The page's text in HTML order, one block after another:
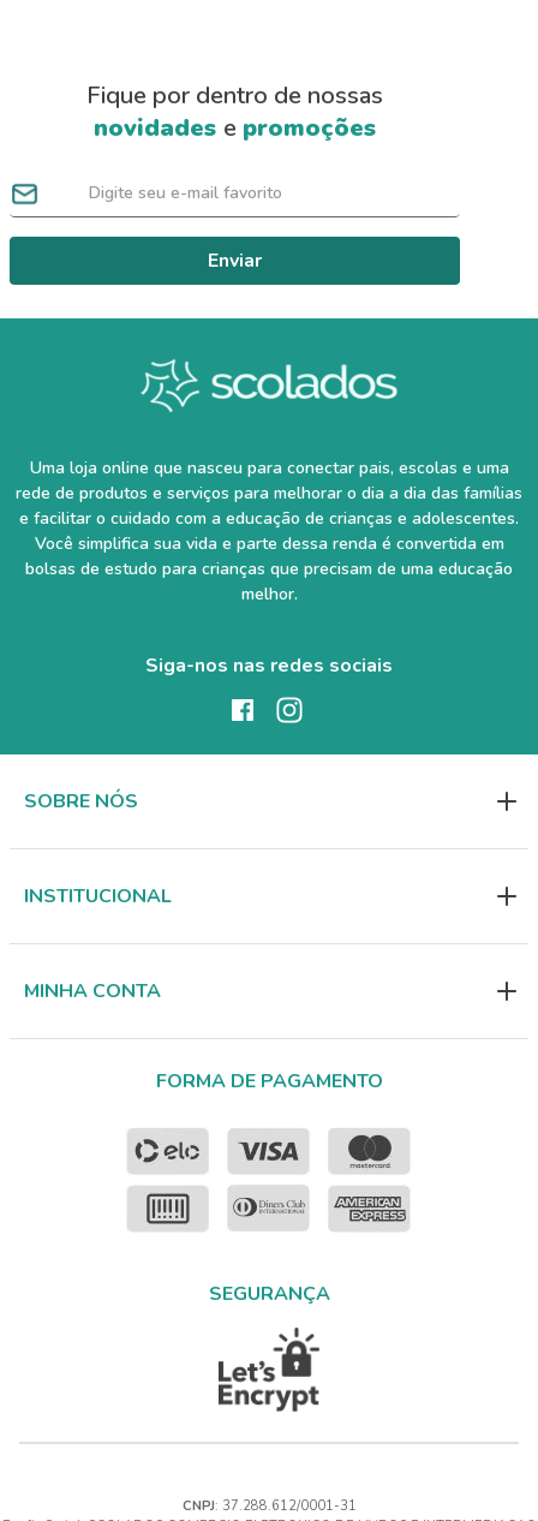
Fique por dentro de nossas
novidades e promoções
Enviar
Uma loja online que nasceu para conectar pais, escolas e uma
rede de produtos e serviços para melhorar o dia a dia das famílias
e facilitar o cuidado com a educação de crianças e adolescentes.
Você simplifica sua vida e parte dessa renda é convertida em
bolsas de estudo para crianças que precisam de uma educação
melhor.
Siga-nos nas redes sociais
SOBRE NÓS
INSTITUCIONAL
MINHA CONTA
FORMA DE PAGAMENTO
SEGURANÇA
CNPJ: 37.288.612/0001-31